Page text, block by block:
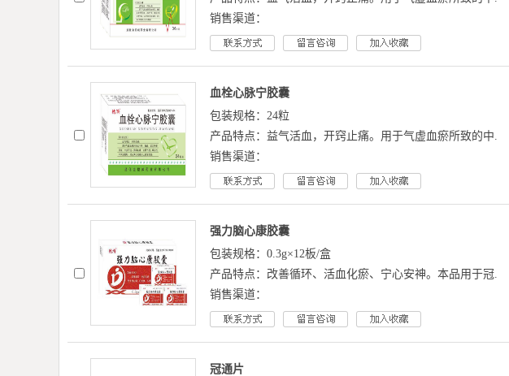
销售渠道：
血栓心脉宁胶囊
包装规格：24粒
产品特点：益气活血，开窍止痛。用于气虚血瘀所致的中.
销售渠道：
强力脑心康胶囊
包装规格：0.3g×12板/盒
产品特点：改善循环、活血化瘀、宁心安神。本品用于冠.
销售渠道：
冠通片